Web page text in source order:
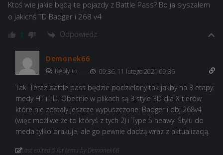
Ktoś wie jakie będą te pojazdy z Battle Pass? Bo ja słyszałem
o jakichś TD Badger i 268 v4
1 Odpowiedz
Demonek66
Reply to ._. 09:36, 11 lutego 2021 09:36
Tak. Teraz battle pass będzie podzielony tak jakby na 3 etapy:
medy HT i TD. Obecnie w plikach są 3 style 3D dla X tierów
które nie zostały jeszcze wypuszczone: Badger i obj 268v4
(więc możliwe że to któryś z tych 2) i Type 5 heawy. Stylu do
meda tylko brakuje, ale go pewnie dadzą wraz z aktualizacją.
Last edited 5 lat temu by Demonek66